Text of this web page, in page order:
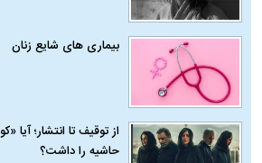
بیماری‌ های شایع زنان
از توقیف تا انتشار؛
حاشیه را داشت؟